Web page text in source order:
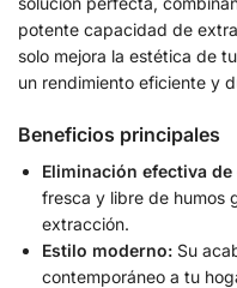
potente capacidad de
solo mejora la estética de
un rendimiento eficiente y
Beneficios principales
Eliminación efectiva
fresca y libre de humos
extracción.
Estilo moderno: Su
contemporáneo a tu